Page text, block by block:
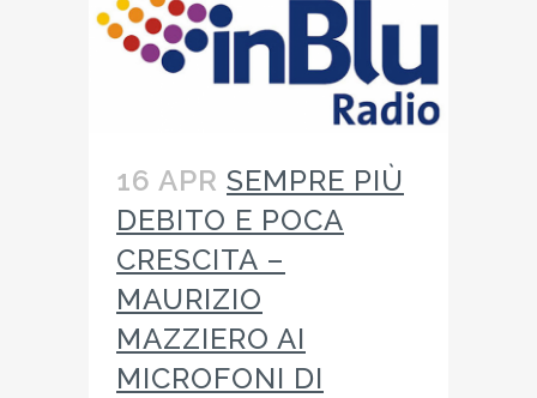
16 APR SEMPRE PIÙ
DEBITO E POCA
CRESCITA –
MAURIZIO
MAZZIERO AI
MICROFONI DI